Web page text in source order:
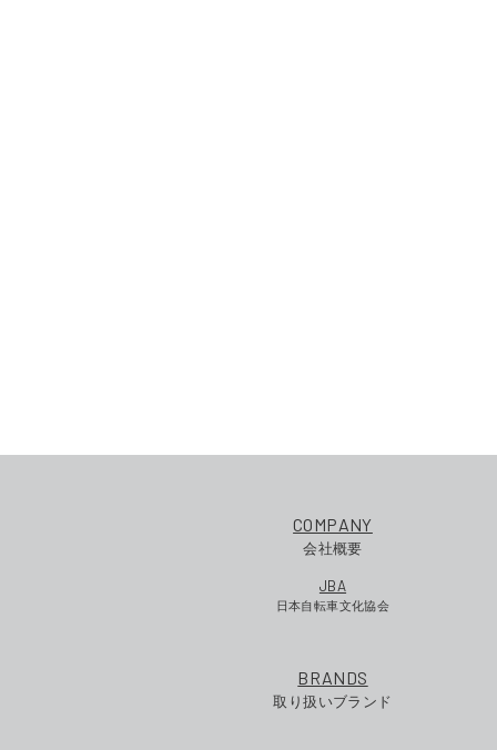
COMPANY
会社概要
JBA
日本自転車文化協会
BRANDS
取り扱いブランド